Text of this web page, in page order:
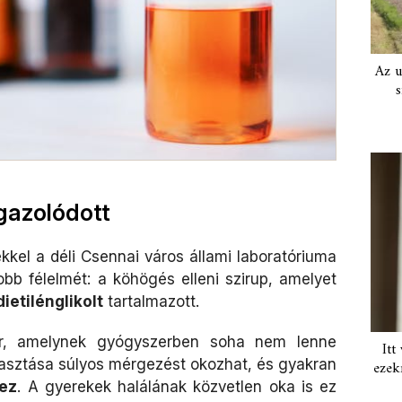
a déli Csennai város állami laboratóriuma
félelmét: a köhögés elleni szirup, amelyet
tartalmazott.
amelynek gyógyszerben soha nem lenne
súlyos mérgezést okozhat, és gyakran
. A gyerekek halálának közvetlen oka is ez
Az
Itt